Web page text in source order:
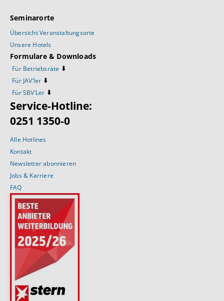
Seminarorte
Übersicht Veranstaltungsorte
Unsere Hotels
Formulare & Downloads
Für Betriebsräte ⬇️
Für JAV’ler ⬇️
Für SBV’Ler ⬇️
Service-Hotline:
0251 1350-0
Alle Hotlines
Kontakt
Newsletter abonnieren
Jobs & Karriere
FAQ